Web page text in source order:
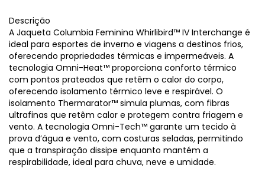
Descrição
A Jaqueta Columbia Feminina Whirlibird™ IV Interchange é
ideal para esportes de inverno e viagens a destinos frios,
oferecendo propriedades térmicas e impermeáveis. A
tecnologia Omni-Heat™ proporciona conforto térmico
com pontos prateados que retêm o calor do corpo,
oferecendo isolamento térmico leve e respirável. O
isolamento Thermarator™ simula plumas, com fibras
ultrafinas que retêm calor e protegem contra friagem e
vento. A tecnologia Omni-Tech™ garante um tecido à
prova d’água e vento, com costuras seladas, permitindo
que a transpiração dissipe enquanto mantém a
respirabilidade, ideal para chuva, neve e umidade.